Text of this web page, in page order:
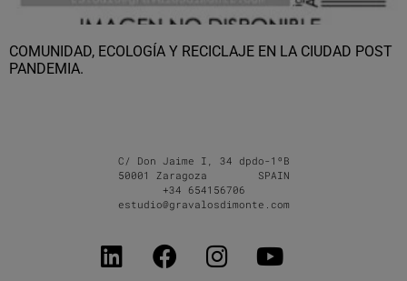
COMUNIDAD, ECOLOGÍA Y RECICLAJE EN LA CIUDAD POST
PANDEMIA.
C/ Don Jaime I, 34 dpdo-1ºB
50001 Zaragoza SPAIN
+34 654156706
estudio@gravalosdimonte.com